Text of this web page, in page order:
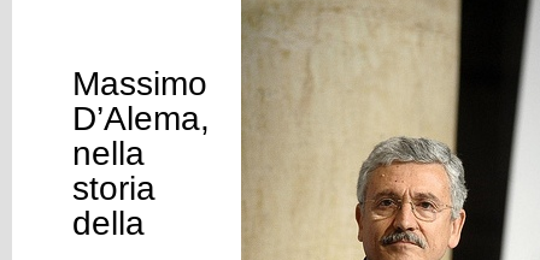
Massimo
D’Alema,
nella
storia
della